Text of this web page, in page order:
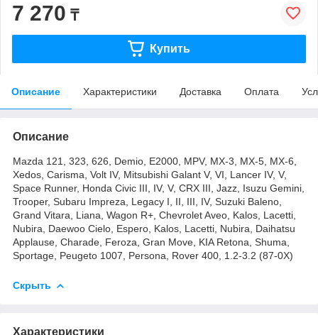
7 270 ₸
Купить
Описание Характеристики Доставка Оплата
Описание
Mazda 121, 323, 626, Demio, E2000, MPV, MX-3, MX-5, MX-6,
Xedos, Carisma, Volt IV, Mitsubishi Galant V, VI, Lancer IV, V,
Space Runner, Honda Civic III, IV, V, CRX III, Jazz, Isuzu Gemini,
Trooper, Subaru Impreza, Legacy I, II, III, IV, Suzuki Baleno,
Grand Vitara, Liana, Wagon R+, Chevrolet Aveo, Kalos, Lacetti,
Nubira, Daewoo Cielo, Espero, Kalos, Lacetti, Nubira, Daihatsu
Applause, Charade, Feroza, Gran Move, KIA Retona, Shuma,
Sportage, Peugeto 1007, Persona, Rover 400, 1.2-3.2 (87-0X)
Скрыть
Характеристики